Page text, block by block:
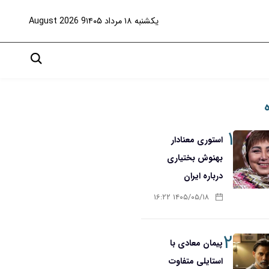
یکشنبه ۱۸ مرداد ۱۴۰۵ 9 August 2026
۱ استوری معنادار
بهنوش بختیاری
درباره ایران
۱۴۰۵/۰۵/۱۸ ۱۶:۲۲
۲پیمان معادی با
استایلی متفاوت